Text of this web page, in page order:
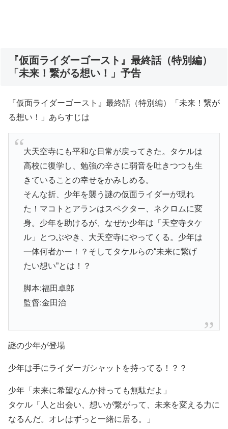
『仮面ライダーゴースト』最終話（特別編）
「未来！繋がる想い！」予告
『仮面ライダーゴースト』最終話（特別編）「未来！繋が
る想い！」あらすじは
大天空寺にも平和な日常が戻ってきた。タケルは
高校に復学し、勉強の辛さに弱音を吐きつつも生
きていることの幸せをかみしめる。
そんな折、少年を襲う謎の仮面ライダーが現れ
た！マコトとアランはスペクター、ネクロムに変
身。少年を助けるが、なぜか少年は「天空寺タケ
ル」とつぶやき、大天空寺にやってくる。少年は
一体何者かー！？そしてタケルらの“未来に繋げ
たい想い”とは！？
脚本:福田卓郎
監督:金田治
謎の少年が登場
少年は手にライダーガシャットを持ってる！？？
少年「未来に希望なんか持っても無駄だよ」
タケル「人と出会い、想いが繋がって、未来を変える力に
なるんだ。オレはずっと一緒に居る。」